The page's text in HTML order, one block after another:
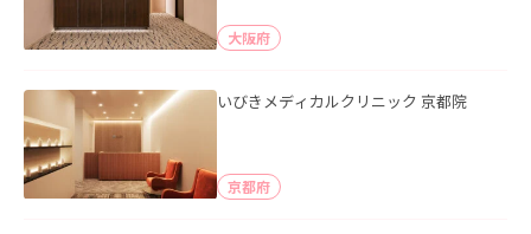
大阪府
いびきメディカルクリニック 京都院
京都府